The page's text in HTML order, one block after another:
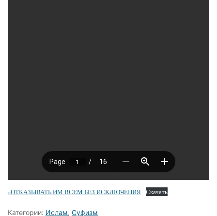
«ОТКАЗЫВАТЬ ИМ ВСЕМ БЕЗ ИСКЛЮЧЕНИЯ Скачать
Категории: Ислам, Суфизм